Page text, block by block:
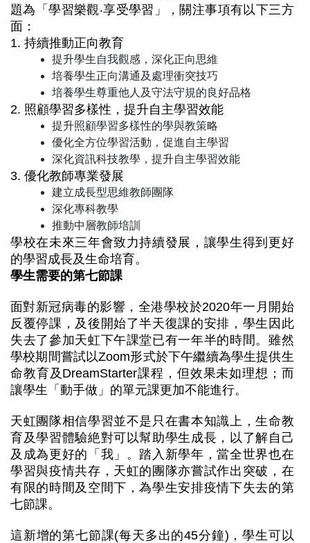
題為「學習樂觀‧享受學習」，關注事項有以下三方
面：
1. 持續推動正向教育
提升學生自我觀感，深化正向思維
培養學生正向溝通及處理衝突技巧
培養學生尊重他人及守法守規的良好品格
2. 照顧學習多樣性，提升自主學習效能
提升照顧學習多樣性的學與教策略
優化全方位學習活動，促進自主學習
深化資訊科技教學，提升自主學習效能
3. 優化教師專業發展
建立成長型思維教師團隊
深化專科教學
推動中層教師培訓
學校在未來三年會致力持續發展，讓學生得到更好
的學習成長及生命培育。
學生需要的第七節課
面對新冠病毒的影響，全港學校於2020年一月開始
反覆停課，及後開始了半天復課的安排，學生因此
失去了參加天虹下午課堂已有一年半的時間。雖然
學校期間嘗試以Zoom形式於下午繼續為學生提供生
命教育及DreamStarter課程，但效果未如理想；而
讓學生「動手做」的單元課更加不能進行。
天虹團隊相信學習並不是只在書本知識上，生命教
育及學習體驗絶對可以幫助學生成長，以了解自己
及成為更好的「我」。踏入新學年，當全世界也在
學習與疫情共存，天虹的團隊亦嘗試作出突破，在
有限的時間及空間下，為學生安排疫情下失去的第
七節課。
這新增的第七節課(每天多出的45分鐘)，學生可以